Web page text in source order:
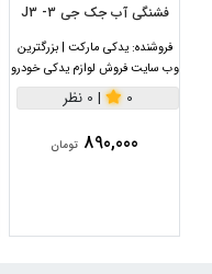
فشنگی آب جک جی 3- J3
فروشنده: یدکی مارکت | بزرگترین
وب سایت فروش لوازم یدکی خودرو
0
| 0 نظر
890,000 تومان